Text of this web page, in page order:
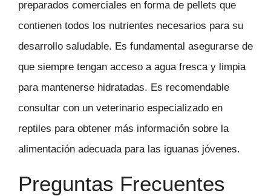
preparados comerciales en forma de pellets que
contienen todos los nutrientes necesarios para su
desarrollo saludable. Es fundamental asegurarse de
que siempre tengan acceso a agua fresca y limpia
para mantenerse hidratadas. Es recomendable
consultar con un veterinario especializado en
reptiles para obtener más información sobre la
alimentación adecuada para las iguanas jóvenes.
Preguntas Frecuentes